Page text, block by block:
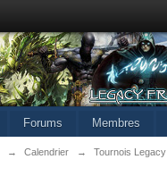
Forums Membres
→ Calendrier → Tournois Legacy